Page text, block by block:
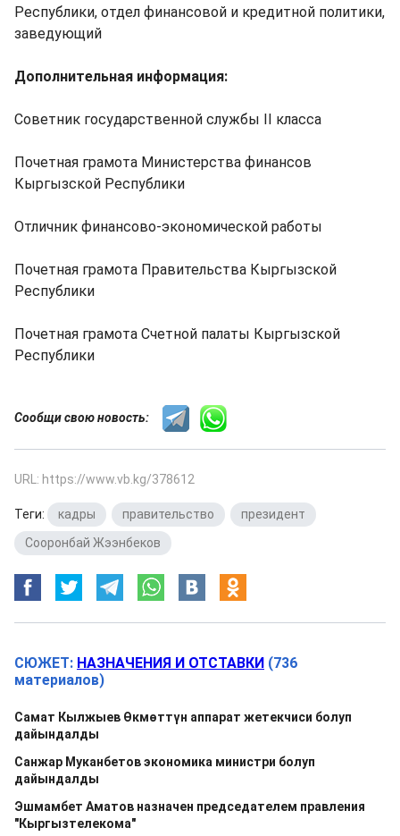
Республики, отдел финансовой и кредитной политики,
заведующий
Дополнительная информация:
Советник государственной службы II класса
Почетная грамота Министерства финансов
Кыргызской Республики
Отличник финансово-экономической работы
Почетная грамота Правительства Кыргызской
Республики
Почетная грамота Счетной палаты Кыргызской
Республики
Сообщи свою новость:
URL: https://www.vb.kg/378612
Теги: кадры правительство президент
Сооронбай Жээнбеков
СЮЖЕТ: НАЗНАЧЕНИЯ И ОТСТАВКИ (736
материалов)
Самат Кылжыев Өкмөттүн аппарат жетекчиси болуп
дайындалды
Санжар Муканбетов экономика министри болуп
дайындалды
Эшмамбет Аматов назначен председателем правления
"Кыргызтелекома"